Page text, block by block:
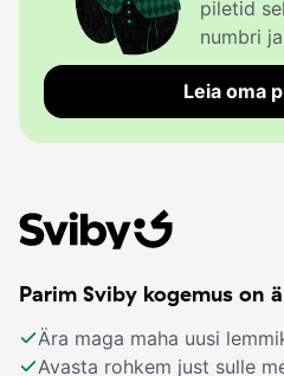
piletid
numbri
Leia oma
Parim Sviby kogemus on
Ära maga maha uusi
Avasta rohkem just sulle